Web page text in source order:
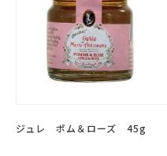
ジュレ ポム＆ローズ 45g